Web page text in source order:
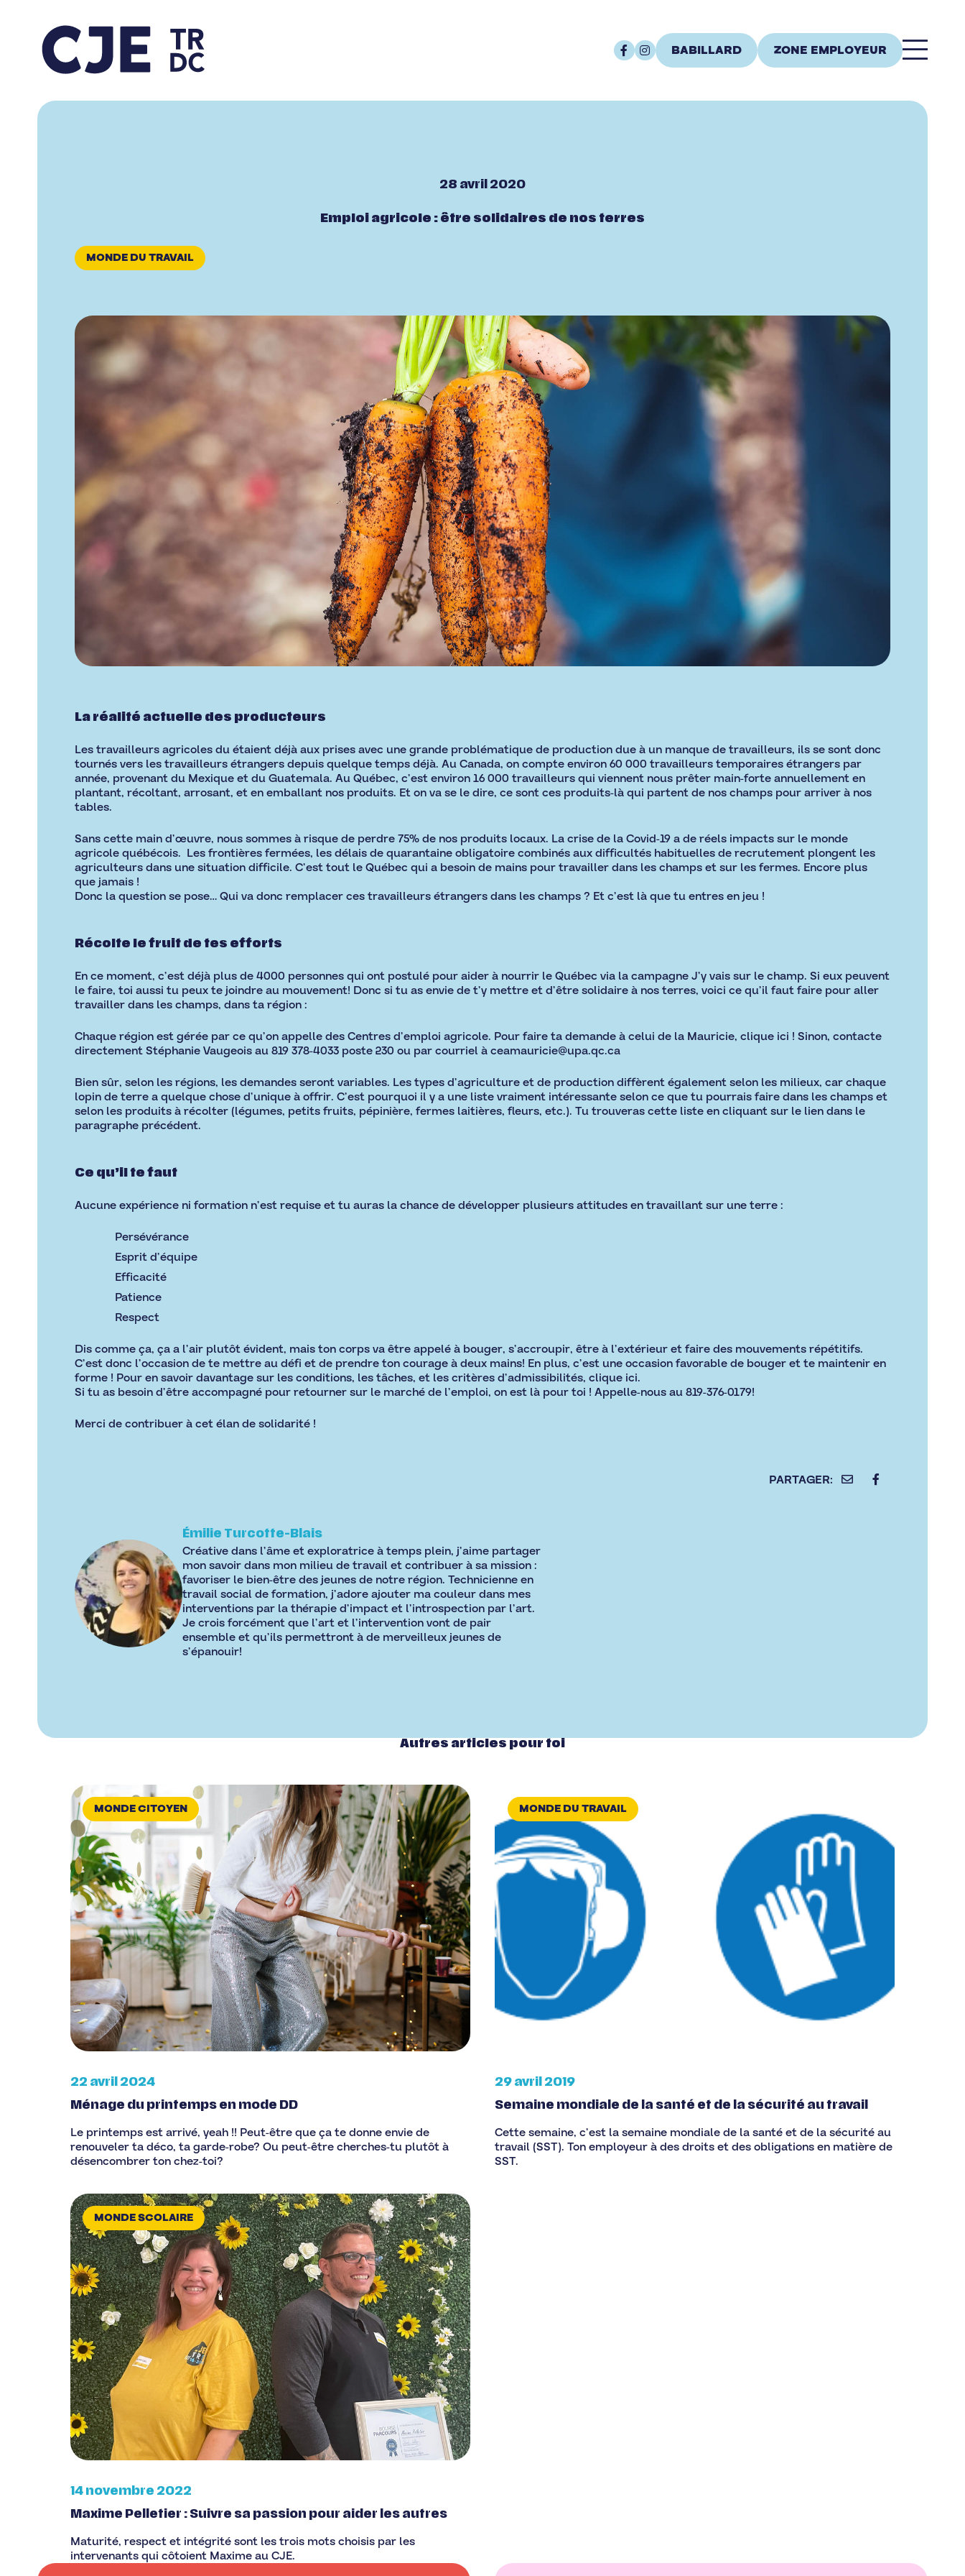
BABILLARD ZONE EMPLOYEUR
28 avril 2020
Emploi agricole : être solidaires de nos terres
MONDE DU TRAVAIL
La réalité actuelle des producteurs
Les travailleurs agricoles du étaient déjà aux prises avec une grande problématique de production due à un manque de travailleurs, ils se sont donc
tournés vers les travailleurs étrangers depuis quelque temps déjà. Au Canada, on compte environ 60 000 travailleurs temporaires étrangers par
année, provenant du Mexique et du Guatemala. Au Québec, c’est environ 16 000 travailleurs qui viennent nous prêter main-forte annuellement en
plantant, récoltant, arrosant, et en emballant nos produits. Et on va se le dire, ce sont ces produits-là qui partent de nos champs pour arriver à nos
tables.
Sans cette main d’œuvre, nous sommes à risque de perdre 75% de nos produits locaux. La crise de la Covid-19 a de réels impacts sur le monde
agricole québécois. Les frontières fermées, les délais de quarantaine obligatoire combinés aux difficultés habituelles de recrutement plongent les
agriculteurs dans une situation difficile. C’est tout le Québec qui a besoin de mains pour travailler dans les champs et sur les fermes. Encore plus
que jamais !
Donc la question se pose… Qui va donc remplacer ces travailleurs étrangers dans les champs ? Et c’est là que tu entres en jeu !
Récolte le fruit de tes efforts
En ce moment, c’est déjà plus de 4000 personnes qui ont postulé pour aider à nourrir le Québec via la campagneJ’y vais sur le champ. Si eux peuvent
le faire, toi aussi tu peux te joindre au mouvement! Donc si tu as envie de t’y mettre et d’être solidaire à nos terres, voici ce qu’il faut faire pour aller
travailler dans les champs, dans ta région :
Chaque région est gérée par ce qu’on appelle desCentres d’emploi agricole. Pour faire ta demande à celui de la Mauricie, clique ici ! Sinon, contacte
directement Stéphanie Vaugeois au 819 378-4033 poste 230 ou par courriel à ceamauricie@upa.qc.ca
Bien sûr, selon les régions, les demandes seront variables. Les types d’agriculture et de production diffèrent également selon les milieux, car chaque
lopin de terre a quelque chose d’unique à offrir. C’est pourquoi il y a une liste vraiment intéressante selon ce que tu pourrais faire dans les champs et
selon les produits à récolter (légumes, petits fruits, pépinière, fermes laitières, fleurs, etc.). Tu trouveras cette liste en cliquant sur le lien dans le
paragraphe précédent.
Ce qu’il te faut
Aucune expérience ni formation n’est requise et tu auras la chance de développer plusieurs attitudes en travaillant sur une terre :
Persévérance
Esprit d’équipe
Efficacité
Patience
Respect
Dis comme ça, ça a l’air plutôt évident, mais ton corps va être appelé à bouger, s’accroupir, être à l’extérieur et faire des mouvements répétitifs.
C’est donc l’occasion de te mettre au défi et de prendre ton courage à deux mains! En plus, c’est une occasion favorable de bouger et te maintenir en
forme ! Pour en savoir davantage sur les conditions, les tâches, et les critères d’admissibilités, clique ici.
Si tu as besoin d’être accompagné pour retourner sur le marché de l’emploi, on est là pour toi ! Appelle-nous au 819-376-0179!
Merci de contribuer à cet élan de solidarité !
Émilie Turcotte-Blais
Créative dans l’âme et exploratrice à temps plein, j’aime partager
mon savoir dans mon milieu de travail et contribuer à sa mission :
favoriser le bien-être des jeunes de notre région. Technicienne en
travail social de formation, j’adore ajouter ma couleur dans mes
interventions par la thérapie d’impact et l’introspection par l’art.
Je crois forcément que l’art et l’intervention vont de pair
ensemble et qu’ils permettront à de merveilleux jeunes de
s’épanouir!
Autres articles pour toi
MONDE CITOYEN
22 avril 2024
Ménage du printemps en mode DD
Le printemps est arrivé, yeah !! Peut-être que ça te donne envie de
renouveler ta déco, ta garde-robe? Ou peut-être cherches-tu plutôt à
désencombrer ton chez-toi?
MONDE DU TRAVAIL
29 avril 2019
Semaine mondiale de la santé et de la sécurité au travail
Cette semaine, c’est la semaine mondiale de la santé et de la sécurité au
travail (SST). Ton employeur à des droits et des obligations en matière de
SST.
MONDE SCOLAIRE
14 novembre 2022
Maxime Pelletier : Suivre sa passion pour aider les autres
Maturité, respect et intégrité sont les trois mots choisis par les
intervenants qui côtoient Maxime au CJE.